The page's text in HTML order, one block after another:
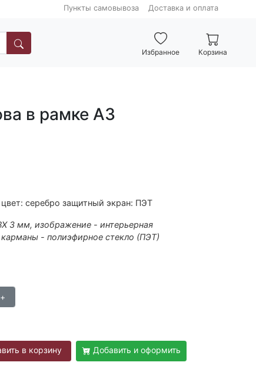
Пункты самовывоза Доставка и оплата
Избранное Корзина
в рамке А3
серебро защитный экран: ПЭТ
3 мм, изображение - интерьерная
карманы - полиэфирное стекло (ПЭТ)
в корзину Добавить и оформить